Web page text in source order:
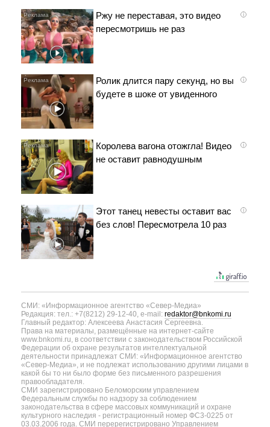
i
Ржу не переставая, это видео
пересмотришь не раз
i
Ролик длится пару секунд, но вы
будете в шоке от увиденного
i
Королева вагона отожгла! Видео
не оставит равнодушным
i
Этот танец невесты оставит вас
без слов! Пересмотрела 10 раз
СМИ: «Информационное агентство «Север-Медиа»
Редакция: тел.: +7(8212) 29-12-40, e-mail: redaktor@bnkomi.ru
Главный редактор: Алексеева Анастасия Сергеевна.
Права на материалы, размещённые на интернет-сайте
www.bnkomi.ru, в соответствии с законодательством Российской
Федерации об охране результатов интеллектуальной
деятельности принадлежат СМИ: «Информационное агентство
«Север-Медиа», и не подлежат использованию другими лицами в
какой бы то ни было форме без письменного разрешения
правообладателя.
СМИ зарегистрировано Беломорским управлением
Федеральным службы по надзору за соблюдением
законодательства в сфере массовых коммуникаций и охране
культурного наследия - регистрационный номер ФС3-0225 от
03.03.2006 года. СМИ перерегистрировано Управлением